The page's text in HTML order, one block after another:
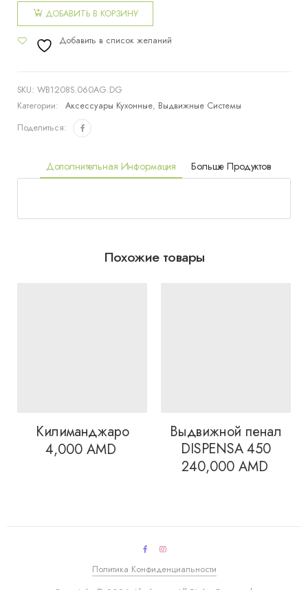
товара
Tandem
60см,
ДОБАВИТЬ В КОРЗИНУ
Добавить в список желаний
SKU: WB1208S.060AG.DG
Категории:
Аксессуары Кухонные, Выдвижные Системы
Поделиться:
Дополнительная Информация Больше Продуктов
Похожие товары
Килиманджаро
4,000 AMD
Выдвижной пенал
DISPENSA 450
240,000 AMD
Политика Конфиденциальности